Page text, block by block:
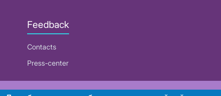
Feedback
Contacts
Press-center
RUE "Beltelecom"